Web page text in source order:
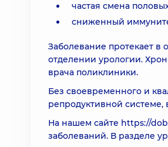
частая смена
сниженный
Заболевание протекает в
отделении урологии.
врача поликлиники.
Без своевременного и
репродуктивной системе,
На нашем сайте https://
заболеваний. В разделе